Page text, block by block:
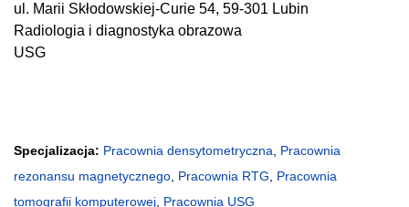
ul. Marii Skłodowskiej-Curie 54, 59-301 Lubin
Radiologia i diagnostyka obrazowa
USG
Specjalizacja: Pracownia densytometryczna
Pracownia
rezonansu magnetycznego Pracownia RTG
Pracownia
tomografii komputerowej Pracownia USG